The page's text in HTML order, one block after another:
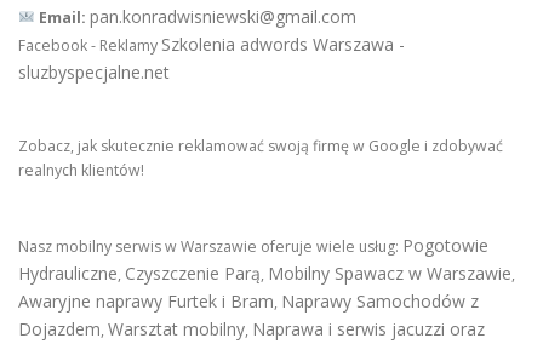
Email: pan.konradwisniewski@gmail.com
Facebook - Reklamy Szkolenia adwords Warszawa -
sluzbyspecjalne.net
Zobacz, jak skutecznie reklamować swoją firmę w Google i zdobywać
realnych klientów!
Nasz mobilny serwis w Warszawie oferuje wiele usług: Pogotowie
Hydrauliczne, Czyszczenie Parą, Mobilny Spawacz w Warszawie,
Awaryjne naprawy Furtek i Bram, Naprawy Samochodów z
Dojazdem, Warsztat mobilny, Naprawa i serwis jacuzzi oraz